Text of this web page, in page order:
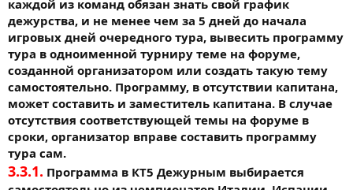
каждой из команд обязан знать свой график
дежурства, и не менее чем за 5 дней до начала
игровых дней очередного тура, вывесить программу
тура в одноименной турниру теме на форуме,
созданной организатором или создать такую тему
самостоятельно. Программу, в отсутствии капитана,
может составить и заместитель капитана. В случае
отсутствия соответствующей темы на форуме в
сроки, организатор вправе составить программу
тура сам.
3.3.1. Программа в КТ5 Дежурным выбирается